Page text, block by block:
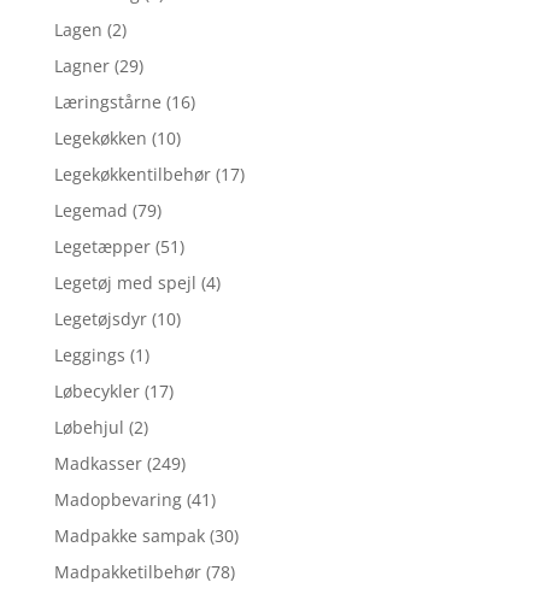
Lagen (2)
Lagner (29)
Læringstårne (16)
Legekøkken (10)
Legekøkkentilbehør (17)
Legemad (79)
Legetæpper (51)
Legetøj med spejl (4)
Legetøjsdyr (10)
Leggings (1)
Løbecykler (17)
Løbehjul (2)
Madkasser (249)
Madopbevaring (41)
Madpakke sampak (30)
Madpakketilbehør (78)